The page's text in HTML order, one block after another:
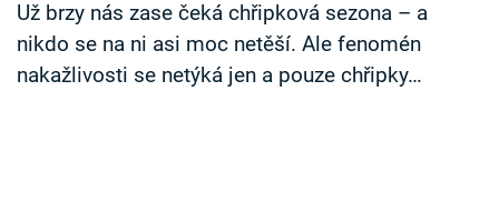
Sledujte nás
Už brzy nás zase čeká chřipková sezona – a
nikdo se na ni asi moc netěší. Ale fenomén
nakažlivosti se netýká jen a pouze chřipky…